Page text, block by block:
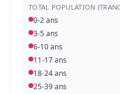
TOTAL POPULATION
0-2 ans
3-5 ans
6-10 ans
11-17 ans
18-24 ans
25-39 ans